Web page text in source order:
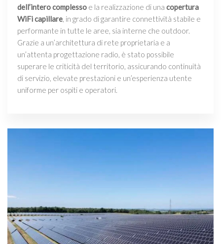
dell’intero complesso e la realizzazione di una copertura
WiFi capillare, in grado di garantire connettività stabile e
performante in tutte le aree, sia interne che outdoor.
Grazie a un’architettura di rete proprietaria e a
un’attenta progettazione radio, è stato possibile
superare le criticità del territorio, assicurando continuità
di servizio, elevate prestazioni e un’esperienza utente
uniforme per ospiti e operatori.